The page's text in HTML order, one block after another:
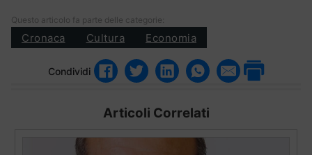
Questo articolo fa parte delle categorie:
Cronaca Cultura Economia
Condividi
Articoli Correlati